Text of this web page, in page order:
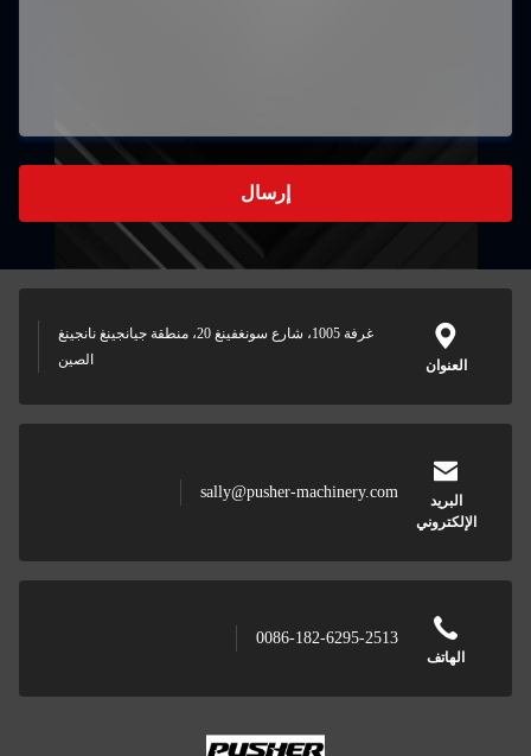
إرسال
العنوان
غرفة 1005، شارع سونغفينغ 20، منطقة جيانجينغ نانجينغ
الصين
البريد
الإلكتروني
sally@pusher-machinery.com
الهاتف
0086-182-6295-2513